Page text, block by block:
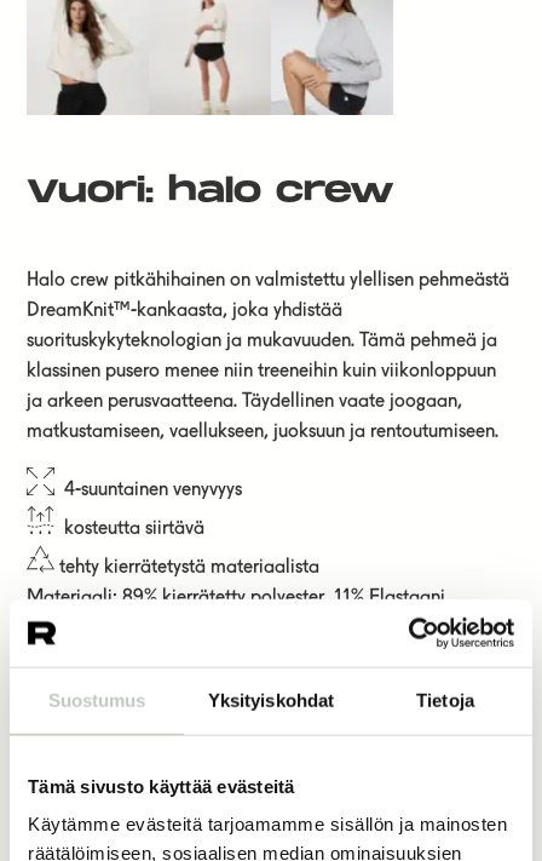
Suostumus Yksityiskohdat Tietoja
Tämä sivusto käyttää evästeitä
Käytämme evästeitä tarjoamamme sisällön ja mainosten
räätälöimiseen, sosiaalisen median ominaisuuksien
Vuori: halo crew
Halo crew pitkähihainen on valmistettu ylellisen pehmeästä
DreamKnit™-kankaasta, joka yhdistää
suorituskykyteknologian ja mukavuuden. Tämä pehmeä ja
klassinen pusero menee niin treeneihin kuin viikonloppuun
ja arkeen perusvaatteena. Täydellinen vaate joogaan,
matkustamiseen, vaellukseen, juoksuun ja rentoutumiseen.
4-suuntainen venyvyys
kosteutta siirtävä
tehty kierrätetystä materiaalista
Materiaali: 89% kierrätetty polyester, 11% Elastaani